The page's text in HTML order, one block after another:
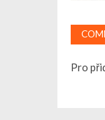
ě
Pro